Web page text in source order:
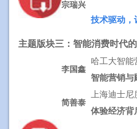
宗瑞兴
技术驱动，
主题版块三：智能消
李国鑫
哈工大智
智能营销与
简善泰
上海迪士
体验经济背